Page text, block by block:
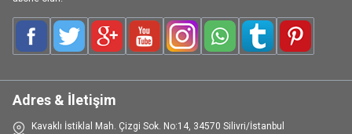
FacebookTwitterGoogle-PlusYoutubeInstagramWhatsAppTumblrPinterest
Adres & İletişim
Kavaklı İstiklal Mah. Çizgi Sok. No:14, 34570 Silivri/İstanbul